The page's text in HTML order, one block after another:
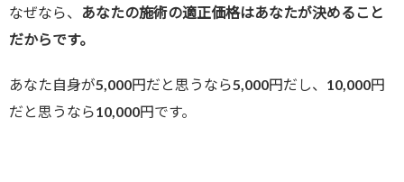
なぜなら、 あなたの施術の適正価格はあなたが決めること
だからです。
あなた自身が5,000円だと思うなら5,000円だし、10,000円
だと思うなら10,000円です。